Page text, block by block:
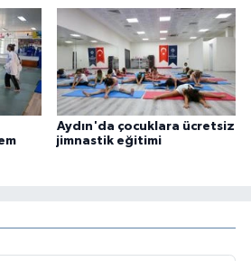
Aydın'da çocuklara ücretsiz
jimnastik eğitimi